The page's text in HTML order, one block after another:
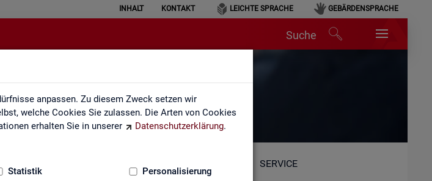
anpassen. Zu diesem Zweck setzen wir
welche Cookies Sie zulassen. Die Arten von Cookies
erhalten Sie in unserer
Datenschutzerklärung.
Statistik Personalisierung
INHALT KONTAKT LEICHTE SPRACHE GEBÄRDENSPRACHE
Suche
angewendet
SERVICE